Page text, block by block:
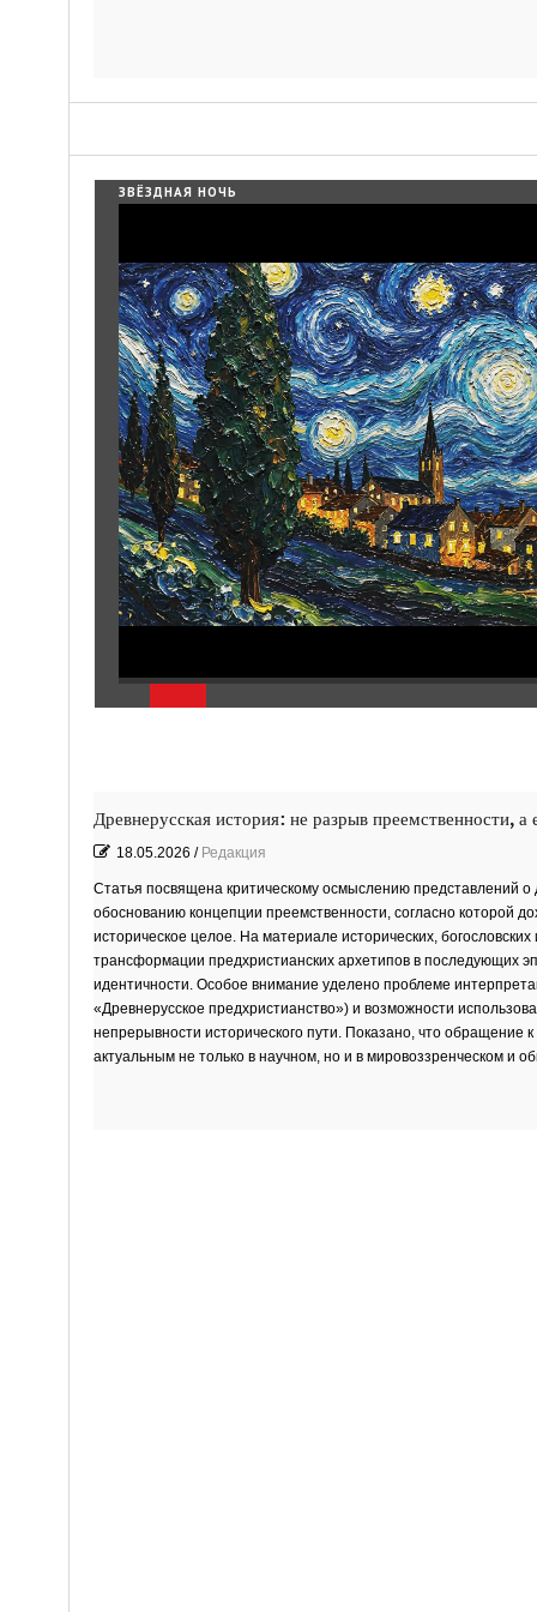
ЗВЁЗДНАЯ НОЧЬ
Древнерусская история: не разрыв преемственности, а
18.05.2026 / Редакция
Статья посвящена критическому осмыслению представлений
обоснованию концепции преемственности, согласно которой
историческое целое. На материале исторических,
трансформации предхристианских архетипов в последующих
идентичности. Особое внимание уделено проблеме
«Древнерусское предхристианство») и возможности
непрерывности исторического пути. Показано, что обращение
актуальным не только в научном, но и в мировоззренческом и